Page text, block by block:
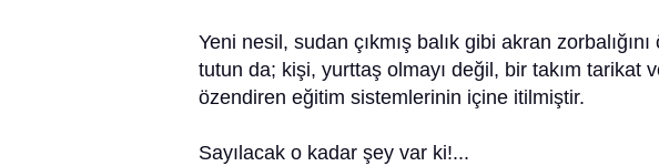
Yeni nesil, sudan çıkmış balık gibi akran
tutun da; kişi, yurttaş olmayı değil, bir takım tarikat
özendiren eğitim sistemlerinin içine itilmiştir.
Sayılacak o kadar şey var ki!...